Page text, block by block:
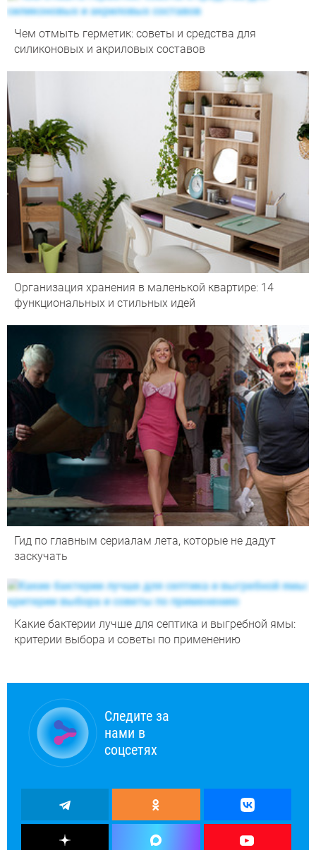
Чем отмыть герметик: советы и средства для
силиконовых и акриловых составов
Организация хранения в маленькой квартире: 14
функциональных и стильных идей
Гид по главным сериалам лета, которые не дадут
заскучать
Какие бактерии лучше для септика и выгребной ямы:
критерии выбора и советы по применению
Следите за
нами в
соцсетях